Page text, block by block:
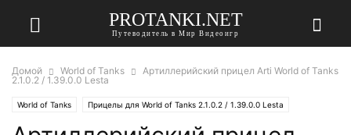
PROTANKI.NET
Путеводитель в Мир Видеоигр
Домой World of Tanks
Артиллерийский прицел Arti World of Tanks
2.1.0.2 / 1.39.0.0 Lesta
World of Tanks Прицелы для World of Tanks 2.1.0.2 / 1.39.0.0 Lesta